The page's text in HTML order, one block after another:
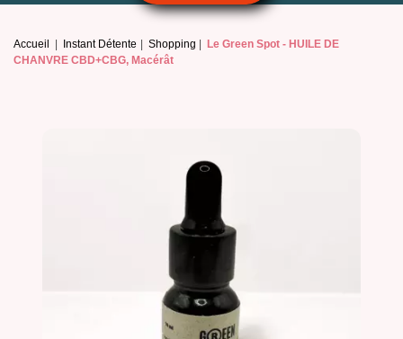
Accueil Instant Détente Shopping Le Green Spot - HUILE DE
CHANVRE CBD+CBG, Macérât